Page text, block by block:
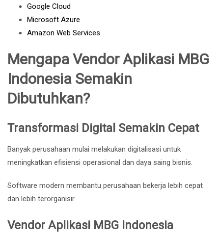
Google Cloud
Microsoft Azure
Amazon Web Services
Mengapa Vendor Aplikasi MBG
Indonesia Semakin
Dibutuhkan?
Transformasi Digital Semakin Cepat
Banyak perusahaan mulai melakukan digitalisasi untuk
meningkatkan efisiensi operasional dan daya saing bisnis.
Software modern membantu perusahaan bekerja lebih cepat
dan lebih terorganisir.
Vendor Aplikasi MBG Indonesia